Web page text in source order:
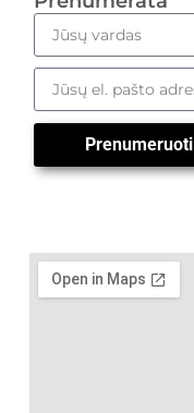
Prenumeruoti